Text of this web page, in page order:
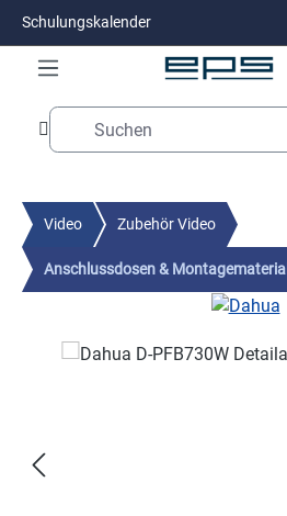
Zum Hauptinhalt springen
Schulungskalender
Video Zubehör Video
Anschlussdosen & Montagematerial
Bildergalerie überspringen